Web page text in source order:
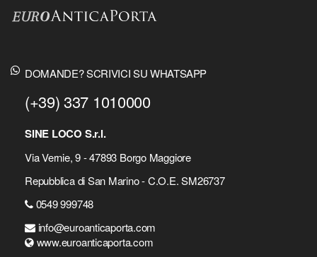
DOMANDE? SCRIVICI SU WHATSAPP
(+39) 337 1010000
SINE LOCO S.r.l.
Via Vernie, 9 - 47893 Borgo Maggiore
Repubblica di San Marino - C.O.E. SM26737
0549 999748
info@euroanticaporta.com
www.euroanticaporta.com